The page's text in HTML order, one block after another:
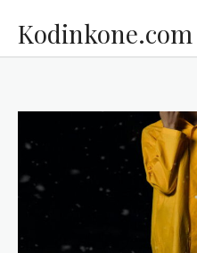
Kodinkone.com